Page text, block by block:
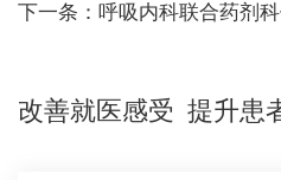
下一条：呼吸内科联合药剂
改善就医感受 提升患